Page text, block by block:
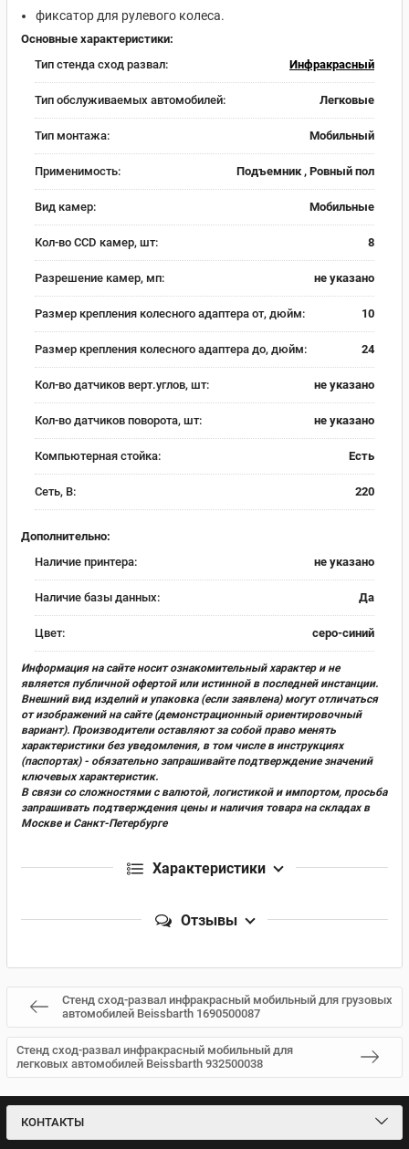
фиксатор для рулевого колеса.
Основные характеристики:
Тип стенда сход развал:
Инфракрасный
Тип обслуживаемых автомобилей: Легковые
Тип монтажа: Мобильный
Применимость: Подъемник , Ровный пол
Вид камер: Мобильные
Кол-во CCD камер, шт: 8
Разрешение камер, мп: не указано
Размер крепления колесного адаптера от, дюйм: 10
Размер крепления колесного адаптера до, дюйм: 24
Кол-во датчиков верт.углов, шт: не указано
Кол-во датчиков поворота, шт: не указано
Компьютерная стойка: Есть
Сеть, В: 220
Дополнительно:
Наличие принтера:
не указано
Наличие базы данных: Да
Цвет: серо-синий
Информация на сайте носит ознакомительный характер и не
является публичной офертой или истинной в последней инстанции.
Внешний вид изделий и упаковка (если заявлена) могут отличаться
от изображений на сайте (демонстрационный ориентировочный
вариант). Производители оставляют за собой право менять
характеристики без уведомления, в том числе в инструкциях
(паспортах) - обязательно запрашивайте подтверждение значений
ключевых характеристик.
В связи со сложностями с валютой, логистикой и импортом, просьба
запрашивать подтверждения цены и наличия товара на складах в
Москве и Санкт-Петербурге
Характеристики
Отзывы
Стенд сход-развал инфракрасный мобильный для грузовых
автомобилей Beissbarth 1690500087
Стенд сход-развал инфракрасный мобильный для
легковых автомобилей Beissbarth 932500038
КОНТАКТЫ